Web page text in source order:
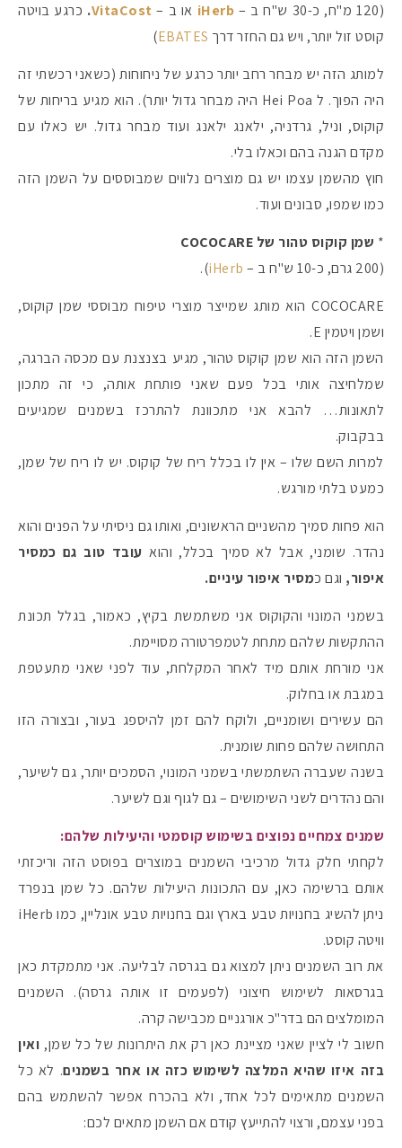
(120 מ"ח, כ-30 ש"ח ב –
iHerb או ב – VitaCost
. כרגע בויטה
קוסט זול יותר, ויש גם החזר דרך EBATES
)
למותג הזה יש מבחר רחב יותר כרגע של ניחוחות (כשאני רכשתי זה
היה הפוך. ל Hei Poa היה מבחר גדול יותר). הוא מגיע בריחות של
קוקוס, וניל, גרדניה, ילאנג ילאנג ועוד מבחר גדול. יש כאלו עם
מקדם הגנה בהם וכאלו בלי.
חוץ מהשמן עצמו יש גם מוצרים נלווים שמבוססים על השמן הזה
כמו שמפו, סבונים ועוד.
* שמן קוקוס טהור של COCOCARE
(200 גרם, כ-10 ש"ח ב –
iHerb
).
COCOCARE הוא מותג שמייצר מוצרי טיפוח מבוססי שמן קוקוס,
ושמן ויטמין E.
השמן הזה הוא שמן קוקוס טהור, מגיע בצנצנת עם מכסה הברגה,
שמלחיצה אותי בכל פעם שאני פותחת אותה, כי זה מתכון
לתאונות… להבא אני מתכוונת להתרכז בשמנים שמגיעים
בבקבוק.
למרות השם שלו – אין לו בכלל ריח של קוקוס. יש לו ריח של שמן,
כמעט בלתי מורגש.
הוא פחות סמיך מהשניים הראשונים, ואותו גם ניסיתי על הפנים והוא
נהדר. שומני, אבל לא סמיך בכלל, והוא עובד טוב גם כמסיר
איפור, וגם כמסיר איפור עיניים.
בשמני המונוי והקוקוס אני משתמשת בקיץ, כאמור, בגלל תכונת
ההתקשות שלהם מתחת לטמפרטורה מסויימת.
אני מורחת אותם מיד לאחר המקלחת, עוד לפני שאני מתעטפת
במגבת או בחלוק.
הם עשירים ושומניים, ולוקח להם זמן להיספג בעור, ובצורה הזו
התחושה שלהם פחות שומנית.
בשנה שעברה השתמשתי בשמני המונוי, הסמכים יותר, גם לשיער,
והם נהדרים לשני השימושים – גם לגוף וגם לשיער.
שמנים צמחיים נפוצים בשימוש קוסמטי והיעילות שלהם:
לקחתי חלק גדול מרכיבי השמנים במוצרים בפוסט הזה וריכזתי
אותם ברשימה כאן, עם התכונות היעילות שלהם. כל שמן בנפרד
ניתן להשיג בחנויות טבע בארץ וגם בחנויות טבע אונליין, כמו iHerb
וויטה קוסט.
את רוב השמנים ניתן למצוא גם בגרסה לבליעה. אני מתמקדת כאן
בגרסאות לשימוש חיצוני (לפעמים זו אותה גרסה). השמנים
המומלצים הם בדר"כ אורגניים מכבישה קרה.
חשוב לי לציין שאני מציינת כאן רק את היתרונות של כל שמן, ואין
בזה איזו שהיא המלצה לשימוש כזה או אחר בשמנים. לא כל
השמנים מתאימים לכל אחד, ולא בהכרח אפשר להשתמש בהם
בפני עצמם, ורצוי להתייעץ קודם אם השמן מתאים לכם: